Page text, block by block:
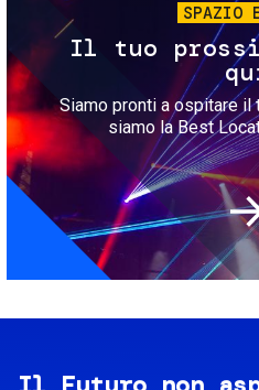
SPAZIO
Il tuo
Siamo pronti a ospitare il
siamo la Best